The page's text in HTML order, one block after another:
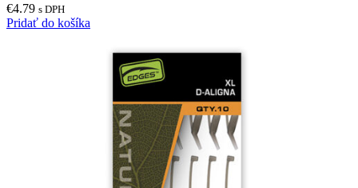
€4.79 s DPH
Pridať do košíka